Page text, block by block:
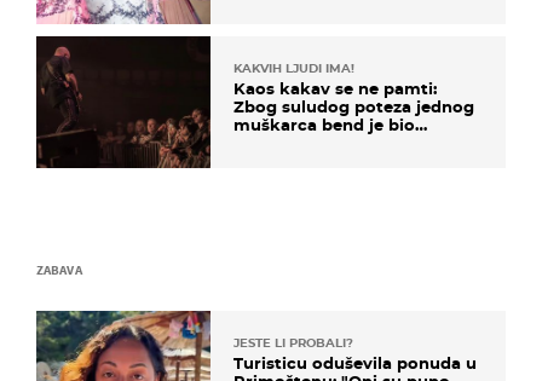
KAKVIH LJUDI IMA!
Kaos kakav se ne pamti:
Zbog suludog poteza jednog
muškarca bend je bio
ZABAVA
JESTE LI PROBALI?
Turisticu oduševila ponuda u